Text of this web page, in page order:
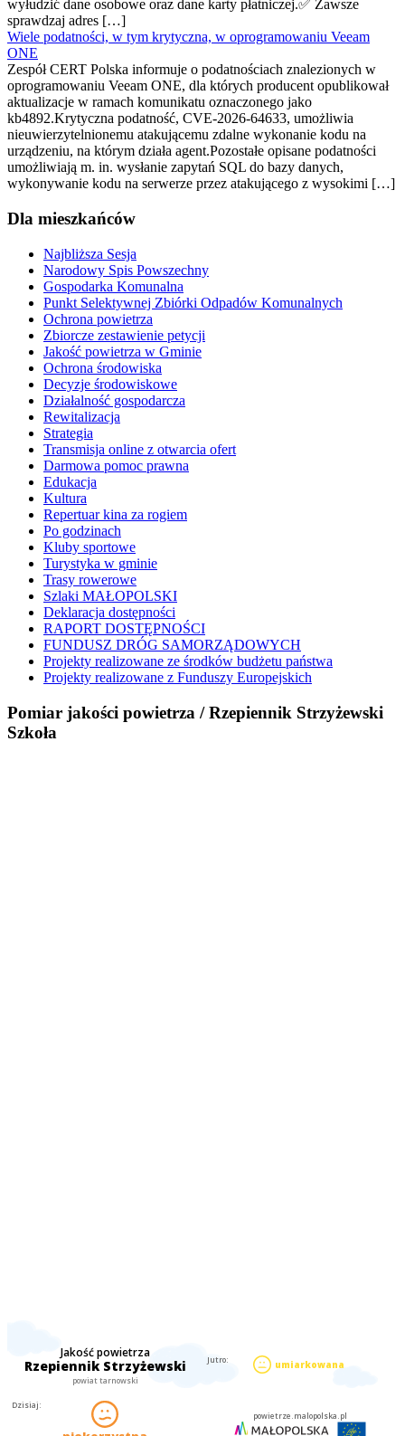
wyłudzić dane osobowe oraz dane karty płatniczej.✅ Zawsze
sprawdzaj adres […]
Wiele podatności, w tym krytyczna, w oprogramowaniu Veeam
ONE
Zespół CERT Polska informuje o podatnościach znalezionych w
oprogramowaniu Veeam ONE, dla których producent opublikował
aktualizacje w ramach komunikatu oznaczonego jako
kb4892.Krytyczna podatność, CVE-2026-64633, umożliwia
nieuwierzytelnionemu atakującemu zdalne wykonanie kodu na
urządzeniu, na którym działa agent.Pozostałe opisane podatności
umożliwiają m. in. wysłanie zapytań SQL do bazy danych,
wykonywanie kodu na serwerze przez atakującego z wysokimi […]
Dla mieszkańców
Najbliższa Sesja
Narodowy Spis Powszechny
Gospodarka Komunalna
Punkt Selektywnej Zbiórki Odpadów Komunalnych
Ochrona powietrza
Zbiorcze zestawienie petycji
Jakość powietrza w Gminie
Ochrona środowiska
Decyzje środowiskowe
Działalność gospodarcza
Rewitalizacja
Strategia
Transmisja online z otwarcia ofert
Darmowa pomoc prawna
Edukacja
Kultura
Repertuar kina za rogiem
Po godzinach
Kluby sportowe
Turystyka w gminie
Trasy rowerowe
Szlaki MAŁOPOLSKI
Deklaracja dostępności
RAPORT DOSTĘPNOŚCI
FUNDUSZ DRÓG SAMORZĄDOWYCH
Projekty realizowane ze środków budżetu państwa
Projekty realizowane z Funduszy Europejskich
Pomiar jakości powietrza / Rzepiennik Strzyżewski
Szkoła